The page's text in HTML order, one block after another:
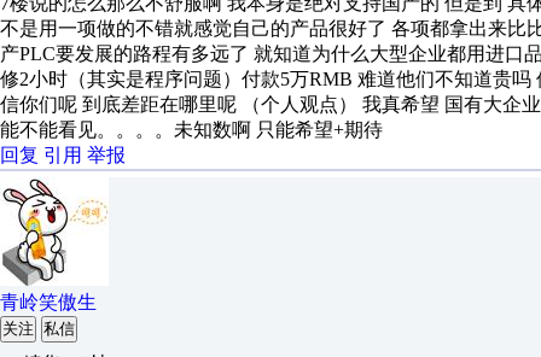
不是用一项做的不错就感觉自己的产品很好了 各项都拿出来
产PLC要发展的路程有多远了 就知道为什么大型企业都用进口
修2小时（其实是程序问题）付款5万RMB 难道他们不知道贵
信你们呢 到底差距在哪里呢 （个人观点） 我真希望 国有大企
能不能看见。。。。未知数啊 只能希望+期待
回复 引用 举报
青岭笑傲生
关注 私信